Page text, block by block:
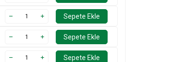
Sepete Ekle
Sepete Ekle
Sepete Ekle